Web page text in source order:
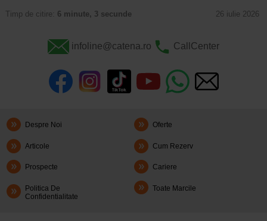
Timp de citire: 6 minute, 3 secunde 26 iulie 2026
infoline@catena.ro CallCenter
Despre Noi Oferte
Articole Cum Rezerv
Prospecte Cariere
Politica De
Confidentialitate
Toate Marcile